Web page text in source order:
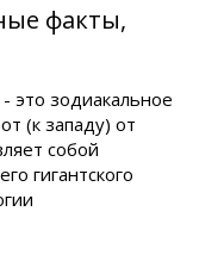
факты,
это зодиакальное
(к западу) от
собой
гигантского